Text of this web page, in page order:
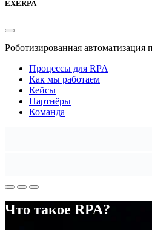
EXERPA
Роботизированная автоматизация
Процессы для RPA
Как мы работаем
Кейсы
Партнёры
Команда
Что такое RPA?